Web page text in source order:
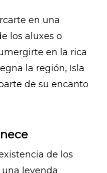
en una
los aluxes o
en la rica
la región, Isla
de su encanto
de los
leyenda